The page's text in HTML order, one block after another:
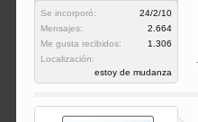
Se incorporó:
24/2/10
Mensajes:
2.664
Me gusta recibidos:
1.306
Localización:
estoy de mudanza